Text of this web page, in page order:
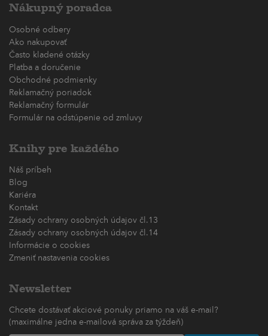
Nákupný poradca
Osobné odbery
Ako nakupovať
Často kladené otázky
Platba a doručenie
Obchodné podmienky
Reklamačný poriadok
Reklamačný formulár
Formulár na odstúpenie od zmluvy
Knihy pre každého
Náš príbeh
Blog
Kariéra
Kontakt
Zásady ochrany osobných údajov čl.13
Zásady ochrany osobných údajov čl.14
Informácie o cookies
Zmeniť nastavenia cookies
Newsletter
Chcete dostávať akciové ponuky priamo na váš e-mail?
(maximálne jedna e-mailová správa za týždeň)